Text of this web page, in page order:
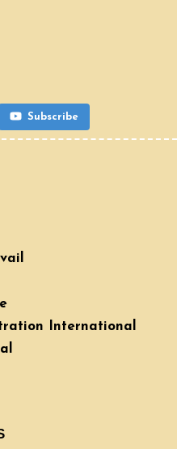
Subscribe
International